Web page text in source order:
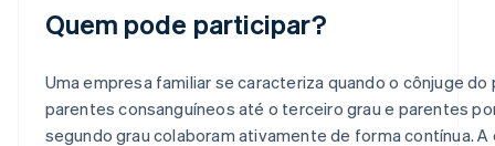
Quem pode participar?
Uma empresa familiar se caracteriza quando o cônjuge
parentes consanguíneos até o terceiro grau e parentes
segundo grau colaboram ativamente de forma contínua.